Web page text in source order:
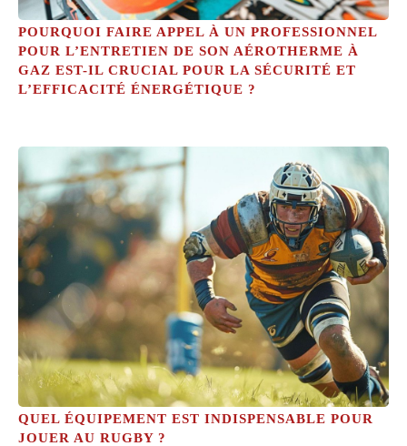
POURQUOI FAIRE APPEL À UN PROFESSIONNEL
POUR L’ENTRETIEN DE SON AÉROTHERME À
GAZ EST-IL CRUCIAL POUR LA SÉCURITÉ ET
L’EFFICACITÉ ÉNERGÉTIQUE ?
QUEL ÉQUIPEMENT EST INDISPENSABLE POUR
JOUER AU RUGBY ?